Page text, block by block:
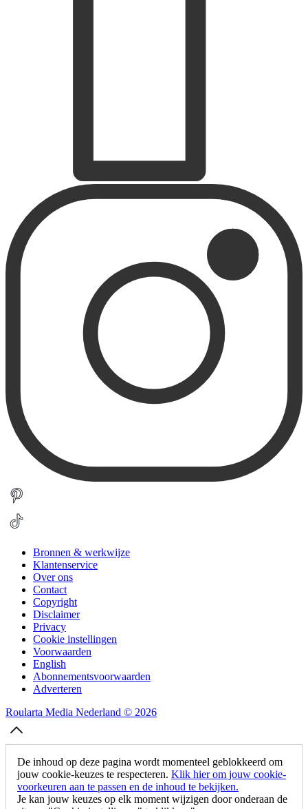
Bronnen & werkwijze
Klantenservice
Over ons
Contact
Copyright
Disclaimer
Privacy
Cookie instellingen
Voorwaarden
English
Abonnementsvoorwaarden
Adverteren
Roularta Media Nederland © 2026
De inhoud op deze pagina wordt momenteel geblokkeerd om
jouw cookie-keuzes te respecteren. Klik hier om jouw cookie-
voorkeuren aan te passen en de inhoud te bekijken.
Je kan jouw keuzes op elk moment wijzigen door onderaan de